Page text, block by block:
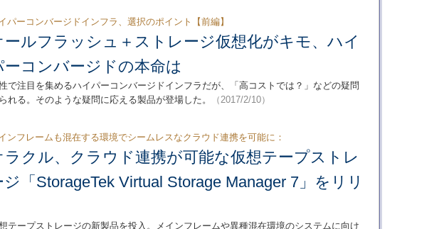
パーコンバージドインフラ、選択のポイント【前編】
ールフラッシュ＋ストレージ仮想化がキモ、ハイ
ーコンバージドの本命は
で注目を集めるハイパーコンバージドインフラだが、「高コストでは？」などの疑問
れる。そのような疑問に応える製品が登場した。
（2017/2/10）
ンフレームも混在する環境でシームレスなクラウド連携を可能に：
ラクル、クラウド連携が可能な仮想テープストレ
ジ「StorageTek Virtual Storage Manager 7」をリリ
テープストレージの新製品を投入。メインフレームや異種混在環境のシステムに向け